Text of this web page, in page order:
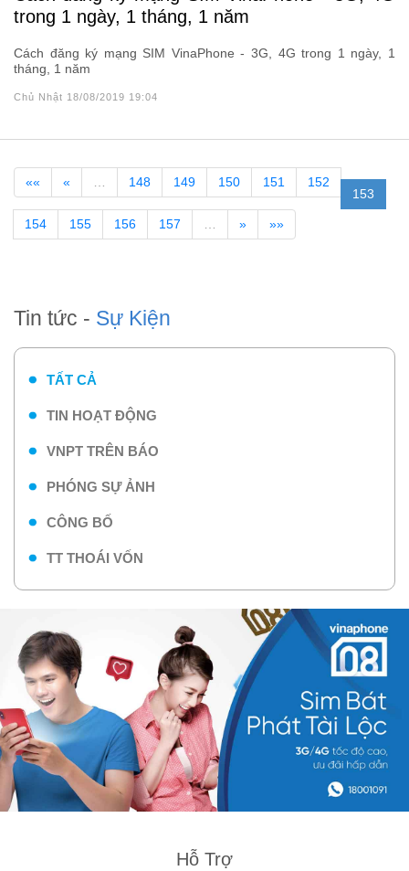
trong 1 ngày, 1 tháng, 1 năm
Cách đăng ký mạng SIM VinaPhone - 3G, 4G trong 1 ngày, 1
tháng, 1 năm
Chủ Nhật 18/08/2019 19:04
«« « … 148 149 150 151
152
153
154 155 156 157 … » »»
Tin tức - Sự Kiện
TẤT CẢ
TIN HOẠT ĐỘNG
VNPT TRÊN BÁO
PHÓNG SỰ ẢNH
CÔNG BỐ
TT THOÁI VỐN
Hỗ Trợ